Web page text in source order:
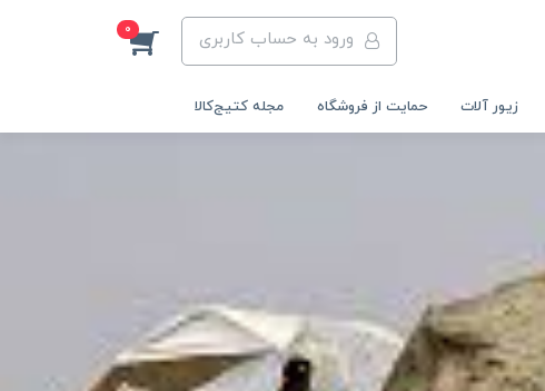
ورود به حساب کاربری 0
زیور آلات حمایت از فروشگاه مجله کتیج‌کالا